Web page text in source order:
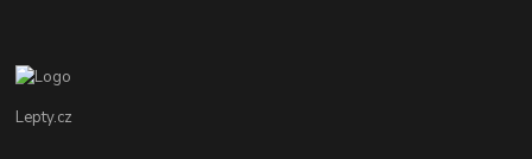
Lepty.cz